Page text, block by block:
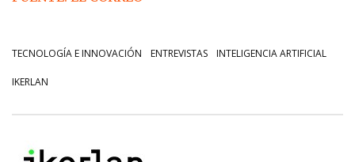
TECNOLOGÍA E INNOVACIÓN ENTREVISTAS INTELIGENCIA ARTIFICIAL
IKERLAN